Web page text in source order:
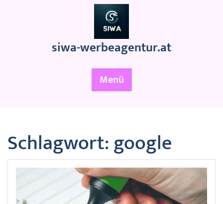
siwa-werbeagentur.at
Menü
Schlagwort:google